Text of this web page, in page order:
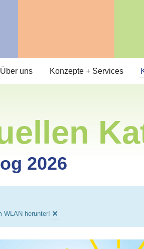
Über uns Konzepte + Services
2026
WLAN herunter! ×